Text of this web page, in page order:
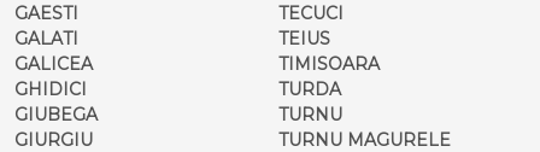
GAESTI
GALATI
GALICEA
GHIDICI
GIUBEGA
GIURGIU
TECUCI
TEIUS
TIMISOARA
TURDA
TURNU
TURNU MAGURELE